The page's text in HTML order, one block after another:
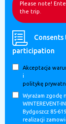
Please note!
the trip.
participation
Akceptacja
i
politykę
Wyrażam zgodę
WINTEREVENT-
Bydgoszcz 85-
realizacji